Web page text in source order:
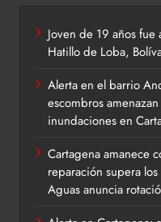
Joven de 19 años
Hatillo de Loba,
Alerta en el barrio
escombros
inundaciones en
Cartagena amanece
reparación supera
Aguas anuncia